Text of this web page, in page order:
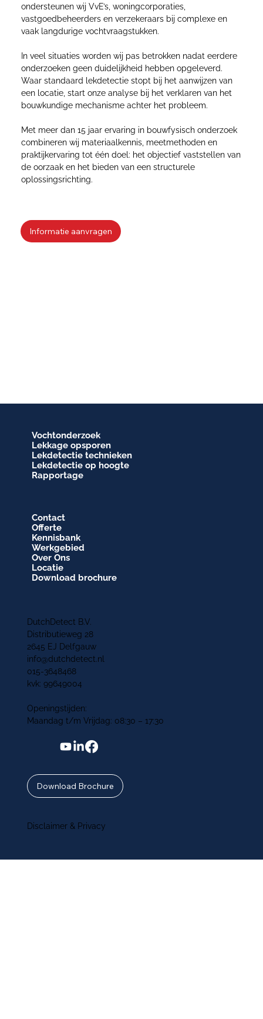
ondersteunen wij VvE’s, woningcorporaties,
vastgoedbeheerders en verzekeraars bij complexe en
vaak langdurige vochtvraagstukken.
In veel situaties worden wij pas betrokken nadat eerdere
onderzoeken geen duidelijkheid hebben opgeleverd.
Waar standaard lekdetectie stopt bij het aanwijzen van
een locatie, start onze analyse bij het verklaren van het
bouwkundige mechanisme achter het probleem.
Met meer dan 15 jaar ervaring in bouwfysisch onderzoek
combineren wij materiaalkennis, meetmethoden en
praktijkervaring tot één doel: het objectief vaststellen van
de oorzaak en het bieden van een structurele
oplossingsrichting.
Informatie aanvragen
Vochtonderzoek
Lekkage opsporen
Lekdetectie technieken
Lekdetectie op hoogte
Rapportage
Contact
Offerte
Kennisbank
Werkgebied
Over Ons
Locatie
Download brochure
DutchDetect B.V.
Distributieweg 28
2645 EJ Delfgauw
info@dutchdetect.nl
015-3648468
kvk: 99649004
Openingstijden:
Maandag t/m Vrijdag: 08:30 – 17:30
Download Brochure
Disclaimer & Privacy